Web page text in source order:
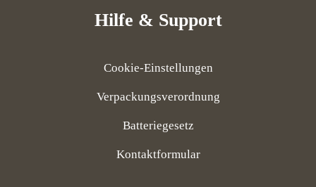
Hilfe & Support
Cookie-Einstellungen
Verpackungsverordnung
Batteriegesetz
Kontaktformular